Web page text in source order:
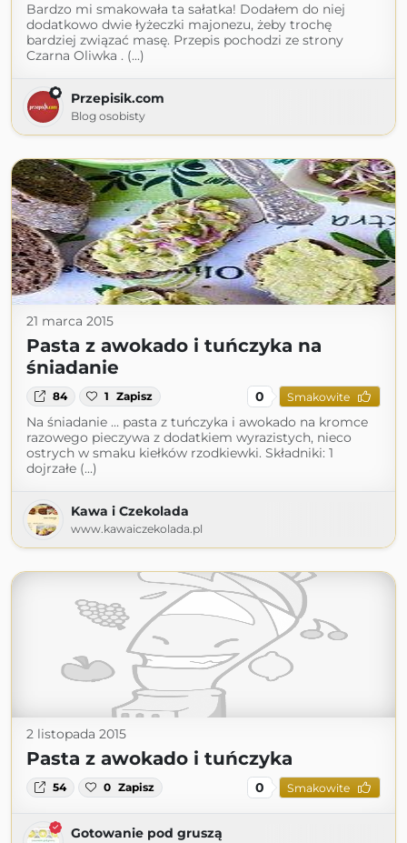
Bardzo mi smakowała ta sałatka! Dodałem do niej
dodatkowo dwie łyżeczki majonezu, żeby trochę
bardziej związać masę. Przepis pochodzi ze strony
Czarna Oliwka . (...)
Przepisik.com
Blog osobisty
21 marca 2015
Pasta z awokado i tuńczyka na
śniadanie
84 1 Zapisz 0 Smakowite
Na śniadanie … pasta z tuńczyka i awokado na kromce
razowego pieczywa z dodatkiem wyrazistych, nieco
ostrych w smaku kiełków rzodkiewki. Składniki: 1
dojrzałe (...)
Kawa i Czekolada
www.kawaiczekolada.pl
2 listopada 2015
Pasta z awokado i tuńczyka
54 0 Zapisz 0 Smakowite
Gotowanie pod gruszą